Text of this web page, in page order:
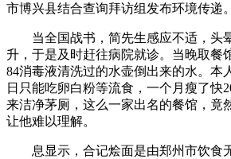
市博兴县结合查询拜访组发布环境传递。
当全国战书，简先生感应不适，头
升，于是及时赶往病院就诊。当晚取餐
84消毒液清洗过的水壶倒出来的水。本
日只能吃卵白粉等流食，一个月瘦了快
来洁净茅厕，这么一家出名的餐馆，竟
让他难以理解。
息显示，合记烩面是由郑州市饮食